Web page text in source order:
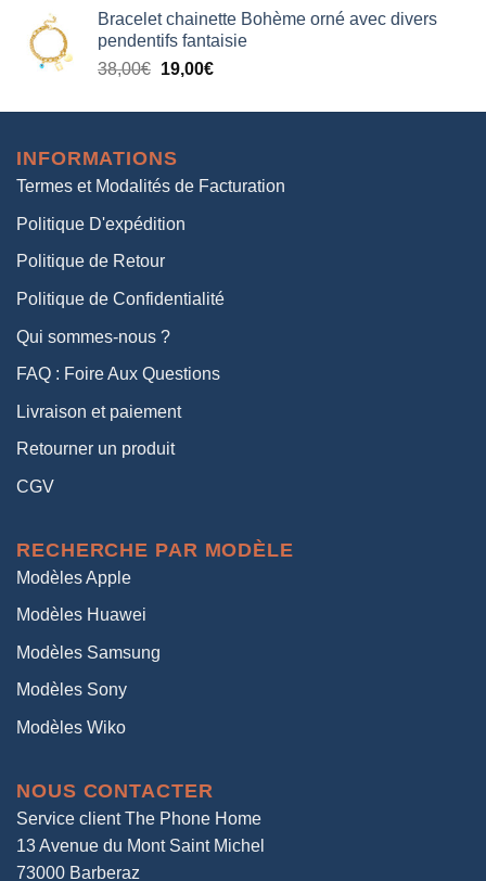
initial
était :
38,00€.
actuel
est :
19,00€.
Bracelet chainette Bohème orné avec divers
pendentifs fantaisie
38,00€ Le
initial
38,00€.
19,00€Le
actuel
INFORMATIONS
Termes et Modalités de Facturation
Politique D'expédition
Politique de Retour
Politique de Confidentialité
Qui sommes-nous ?
FAQ : Foire Aux Questions
Livraison et paiement
Retourner un produit
CGV
RECHERCHE PAR MODÈLE
Modèles Apple
Modèles Huawei
Modèles Samsung
Modèles Sony
Modèles Wiko
NOUS CONTACTER
Service client The Phone Home
13 Avenue du Mont Saint Michel
73000 Barberaz